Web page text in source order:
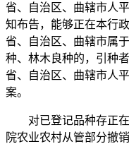
省、自治区、曲辖市人
知布告，能够正在本行
省、自治区、曲辖市属
种、林木良种的，引种
省、自治区、曲辖市人
案。
对已登记品种存正在
院农业农村从管部分撤